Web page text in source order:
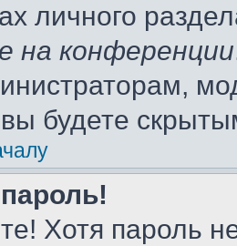
личного
на конференции
будете
Хотя пароль